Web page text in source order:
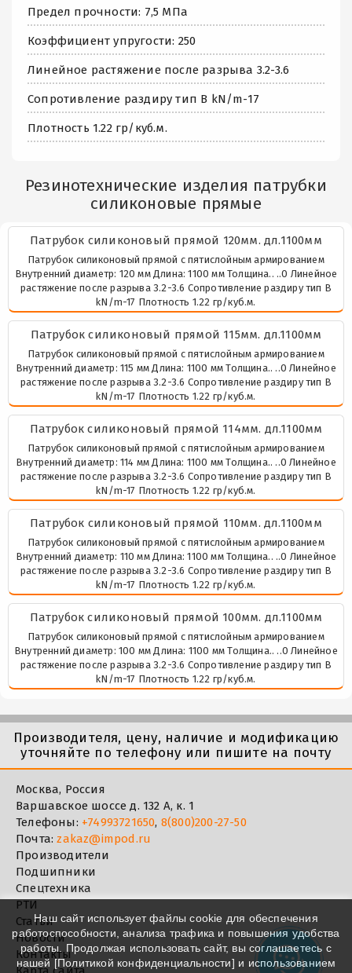
Предел прочности: 7,5 МПа
Коэффициент упругости: 250
Линейное растяжение после разрыва 3.2-3.6
Сопротивление раздиру тип В kN/m-17
Плотность 1.22 гр/куб.м.
Резинотехнические изделия патрубки
силиконовые прямые
Патрубок силиконовый прямой 120мм. дл.1100мм
Патрубок силиконовый прямой с пятислойным армированием
Внутренний диаметр: 120 мм Длина: 1100 мм Толщина.. ..0 Линейное
растяжение после разрыва 3.2-3.6 Сопротивление раздиру тип В
kN/m-17 Плотность 1.22 гр/куб.м.
Патрубок силиконовый прямой 115мм. дл.1100мм
Патрубок силиконовый прямой с пятислойным армированием
Внутренний диаметр: 115 мм Длина: 1100 мм Толщина.. ..0 Линейное
растяжение после разрыва 3.2-3.6 Сопротивление раздиру тип В
kN/m-17 Плотность 1.22 гр/куб.м.
Патрубок силиконовый прямой 114мм. дл.1100мм
Патрубок силиконовый прямой с пятислойным армированием
Внутренний диаметр: 114 мм Длина: 1100 мм Толщина.. ..0 Линейное
растяжение после разрыва 3.2-3.6 Сопротивление раздиру тип В
kN/m-17 Плотность 1.22 гр/куб.м.
Патрубок силиконовый прямой 110мм. дл.1100мм
Патрубок силиконовый прямой с пятислойным армированием
Внутренний диаметр: 110 мм Длина: 1100 мм Толщина.. ..0 Линейное
растяжение после разрыва 3.2-3.6 Сопротивление раздиру тип В
kN/m-17 Плотность 1.22 гр/куб.м.
Патрубок силиконовый прямой 100мм. дл.1100мм
Патрубок силиконовый прямой с пятислойным армированием
Внутренний диаметр: 100 мм Длина: 1100 мм Толщина.. ..0 Линейное
растяжение после разрыва 3.2-3.6 Сопротивление раздиру тип В
kN/m-17 Плотность 1.22 гр/куб.м.
Производителя, цену, наличие и модификацию
уточняйте по телефону или пишите на почту
Москва, Россия
Варшавское шоссе д. 132 А, к. 1
Телефоны: +74993721650, 8(800)200-27-50
Почта:zakaz@impod.ru
Производители
Подшипники
Спецтехника
РТИ
Статьи
Новости
Контакты
Наш сайт использует файлы cookie для обеспечения
работоспособности, анализа трафика и повышения удобства
работы. Продолжая использовать сайт, вы соглашаетесь с
нашей [Политикой конфиденциальности] и использованием